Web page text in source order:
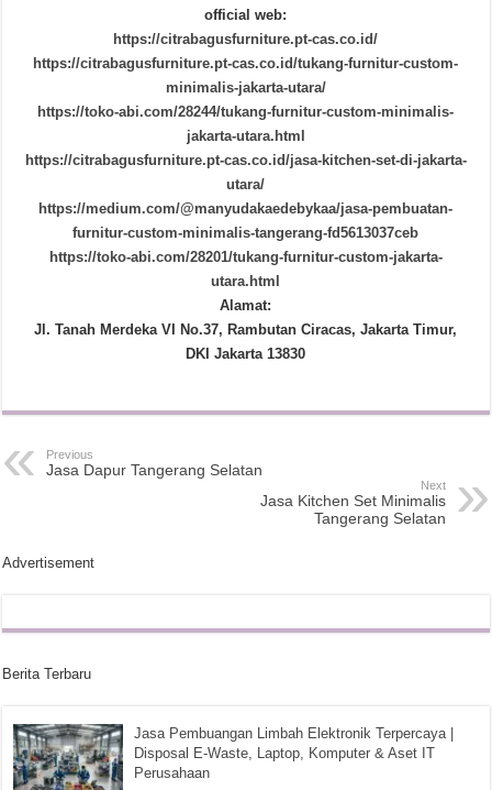
official web:
https://citrabagusfurniture.pt-cas.co.id/
https://citrabagusfurniture.pt-cas.co.id/tukang-furnitur-custom-
minimalis-jakarta-utara/
https://toko-abi.com/28244/tukang-furnitur-custom-minimalis-
jakarta-utara.html
https://citrabagusfurniture.pt-cas.co.id/jasa-kitchen-set-di-jakarta-
utara/
https://medium.com/@manyudakaedebykaa/jasa-pembuatan-
furnitur-custom-minimalis-tangerang-fd5613037ceb
https://toko-abi.com/28201/tukang-furnitur-custom-jakarta-
utara.html
Alamat:
Jl. Tanah Merdeka VI No.37, Rambutan Ciracas, Jakarta Timur,
DKI Jakarta 13830
Previous
Jasa Dapur Tangerang Selatan
Next
Jasa Kitchen Set Minimalis
Tangerang Selatan
Advertisement
Berita Terbaru
Jasa Pembuangan Limbah Elektronik Terpercaya |
Disposal E-Waste, Laptop, Komputer & Aset IT
Perusahaan